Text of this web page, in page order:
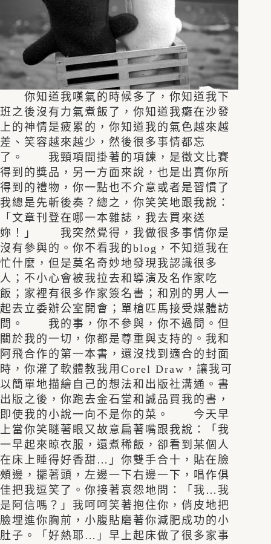
你知道我嘆氣的時候多了，你知道我下
班之後沒有力氣煮飯了，你知道我癱在沙發
上的神情是疲累的，你知道我的氣色越來越
差、笑容越來越少，然後很多事情都忘
了。 我頸項間掛著的項鍊，是徵文比賽
得到的獎品，另一方面來說，也是出賣你所
得到的禮物，你一點也不介意或者是習慣了
我總是先斬後奏？總之，你笑笑地跟我說：
「文章刊登在哪一本雜誌，我去買來送
妳！」 我突然覺得，我做很多事情你是
沒有參與的。你不看我的blog，不知道我在
忙什麼，但是莫名奇妙地發現我認識很多
人；不小心會被我拉去和導演及名作家吃
飯；家裡有很多作家簽名書；和別的男人一
起去立委辦公室開會；單槍匹馬接受媒體訪
問。 我的事，你不參與，你不過問。但
關於我的一切，你都是尊重與支持的。我和
阿飛合作的第一本書，還沒找到適合的封面
時，你灌了軟體教我用Corel Draw，讓我可
以簡單地描繪自己的想法和出版社溝通。書
出版之後，你跑去金石堂和誠品買我的書，
即使我的小說一向不是你的菜。 今天早
上當你笑瞇著眼又故意扁著嘴跟我說：「我
一早起來晾衣服，還煮稀飯，卻看到某個人
在床上睡得好香甜…」你雙手合十，貼在臉
頰邊，擺著頭，左邊一下右邊一下，唱作俱
佳把我逗笑了。你接著哀怨地問：「我…我
是阿信嗎？」我呵呵笑著抱住你，俏皮地把
臉埋進你胸前，小腹貼磨著你減肥成功的小
肚子。「好熱耶…」早上起床做了很多家事